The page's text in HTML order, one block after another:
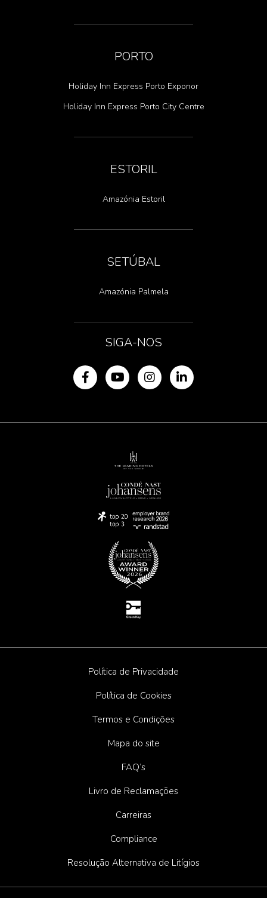
PORTO
Holiday Inn Express Porto Exponor
Holiday Inn Express Porto City Centre
ESTORIL
Amazónia Estoril
SETÚBAL
Amazónia Palmela
SIGA-NOS
Política de Privacidade
Política de Cookies
Termos e Condições
Mapa do site
FAQ’s
Livro de Reclamações
Carreiras
Compliance
Resolução Alternativa de Litígios